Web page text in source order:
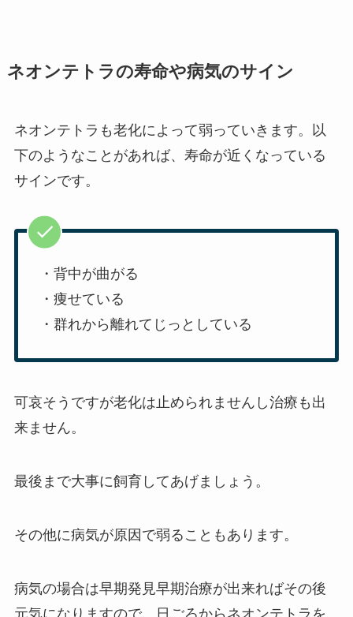
ネオンテトラの寿命や病気のサイン
ネオンテトラも老化によって弱っていきます。以
下のようなことがあれば、寿命が近くなっている
サインです。
・背中が曲がる
・痩せている
・群れから離れてじっとしている
可哀そうですが老化は止められませんし治療も出
来ません。
最後まで大事に飼育してあげましょう。
その他に病気が原因で弱ることもあります。
病気の場合は早期発見早期治療が出来ればその後
元気になりますので、日ごろからネオンテトラを